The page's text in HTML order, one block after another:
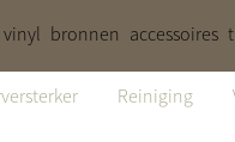
vinyl bronnen accessoires
Reiniging